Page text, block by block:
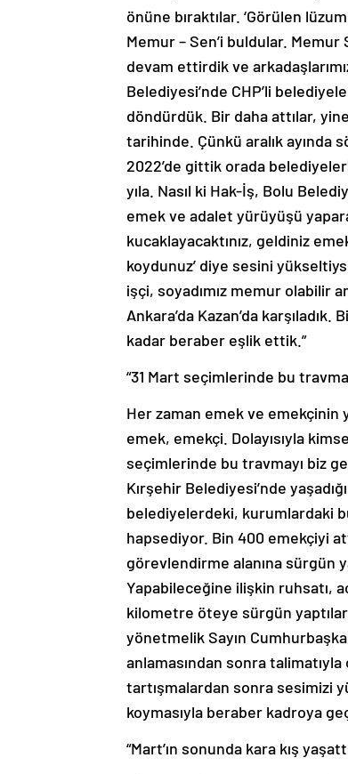
önüne bıraktılar. ‘Görülen
Memur – Sen’i buldular.
devam ettirdik ve
Belediyesi’nde CHP’li
döndürdük. Bir daha attılar,
tarihinde. Çünkü aralık ayında
2022’de gittik orada
yıla. Nasıl ki Hak-İş, Bolu
emek ve adalet yürüyüşü
kucaklayacaktınız, geldiniz
koydunuz’ diye sesini
işçi, soyadımız memur olabilir
Ankara’da Kazan’da
kadar beraber eşlik ettik.”
“31 Mart seçimlerinde bu
Her zaman emek ve emekçinin
emek, emekçi. Dolayısıyla
seçimlerinde bu travmayı biz
Kırşehir Belediyesi’nde
belediyelerdeki, kurumlardaki
hapsediyor. Bin 400 emekçiyi
görevlendirme alanına sürgün
Yapabileceğine ilişkin ruhsatı,
kilometre öteye sürgün
yönetmelik Sayın
anlamasından sonra
tartışmalardan sonra sesimizi
koymasıyla beraber kadroya
“Mart’ın sonunda kara kış